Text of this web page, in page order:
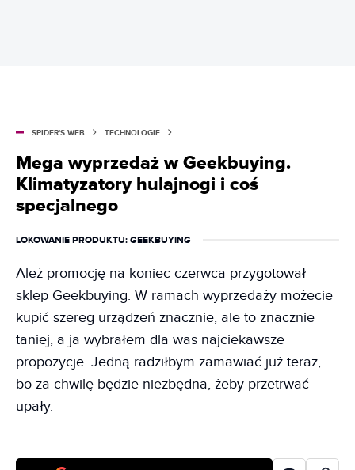
SPIDER'S WEB TECHNOLOGIE
Mega wyprzedaż w Geekbuying.
Klimatyzatory hulajnogi i coś
specjalnego
LOKOWANIE PRODUKTU: GEEKBUYING
Ależ promocję na koniec czerwca przygotował
sklep Geekbuying. W ramach wyprzedaży możecie
kupić szereg urządzeń znacznie, ale to znacznie
taniej, a ja wybrałem dla was najciekawsze
propozycje. Jedną radziłbym zamawiać już teraz,
bo za chwilę będzie niezbędna, żeby przetrwać
upały.